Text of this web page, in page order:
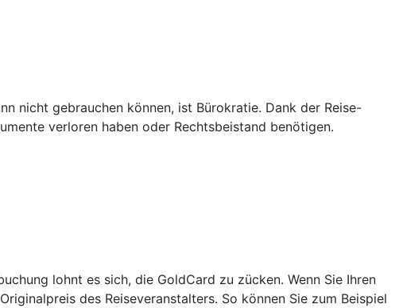
nicht gebrauchen können, ist Bürokratie. Dank der Reise-
verloren haben oder Rechtsbeistand benötigen.
lohnt es sich, die GoldCard zu zücken. Wenn Sie Ihren
des Reiseveranstalters. So können Sie zum Beispiel